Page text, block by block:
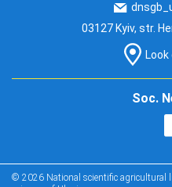
03127 Kyiv, str.
Look
Soc.
© 2026 National scientific agricultural